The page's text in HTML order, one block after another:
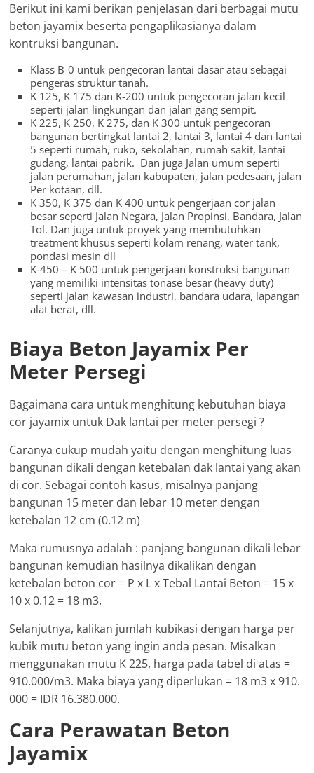
Berikut ini kami berikan penjelasan dari berbagai mutu
beton jayamix beserta pengaplikasianya dalam
kontruksi bangunan.
Klass B-0 untuk pengecoran lantai dasar atau sebagai
pengeras struktur tanah.
K 125, K 175 dan K-200 untuk pengecoran jalan kecil
seperti jalan lingkungan dan jalan gang sempit.
K 225, K 250, K 275, dan K 300 untuk pengecoran
bangunan bertingkat lantai 2, lantai 3, lantai 4 dan lantai
5 seperti rumah, ruko, sekolahan, rumah sakit, lantai
gudang, lantai pabrik. Dan juga Jalan umum seperti
jalan perumahan, jalan kabupaten, jalan pedesaan, jalan
Per kotaan, dll.
K 350, K 375 dan K 400 untuk pengerjaan cor jalan
besar seperti Jalan Negara, Jalan Propinsi, Bandara, Jalan
Tol. Dan juga untuk proyek yang membutuhkan
treatment khusus seperti kolam renang, water tank,
pondasi mesin dll
K-450 – K 500 untuk pengerjaan konstruksi bangunan
yang memiliki intensitas tonase besar (heavy duty)
seperti jalan kawasan industri, bandara udara, lapangan
alat berat, dll.
Biaya Beton Jayamix Per
Meter Persegi
Bagaimana cara untuk menghitung kebutuhan biaya
cor jayamix untuk Dak lantai per meter persegi ?
Caranya cukup mudah yaitu dengan menghitung luas
bangunan dikali dengan ketebalan dak lantai yang akan
di cor. Sebagai contoh kasus, misalnya panjang
bangunan 15 meter dan lebar 10 meter dengan
ketebalan 12 cm (0.12 m)
Maka rumusnya adalah : panjang bangunan dikali lebar
bangunan kemudian hasilnya dikalikan dengan
ketebalan beton cor = P x L x Tebal Lantai Beton = 15 x
10 x 0.12 = 18 m3.
Selanjutnya, kalikan jumlah kubikasi dengan harga per
kubik mutu beton yang ingin anda pesan. Misalkan
menggunakan mutu K 225, harga pada tabel di atas =
910.000/m3. Maka biaya yang diperlukan = 18 m3 x 910.
000 = IDR 16.380.000.
Cara Perawatan Beton
Jayamix